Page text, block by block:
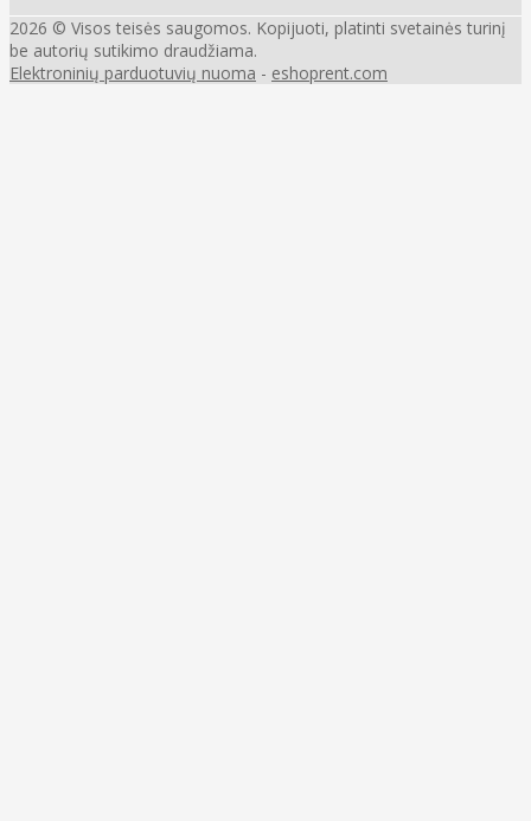
2026 © Visos teisės saugomos. Kopijuoti, platinti svetainės turinį
be autorių sutikimo draudžiama.
Elektroninių parduotuvių nuoma - eshoprent.com